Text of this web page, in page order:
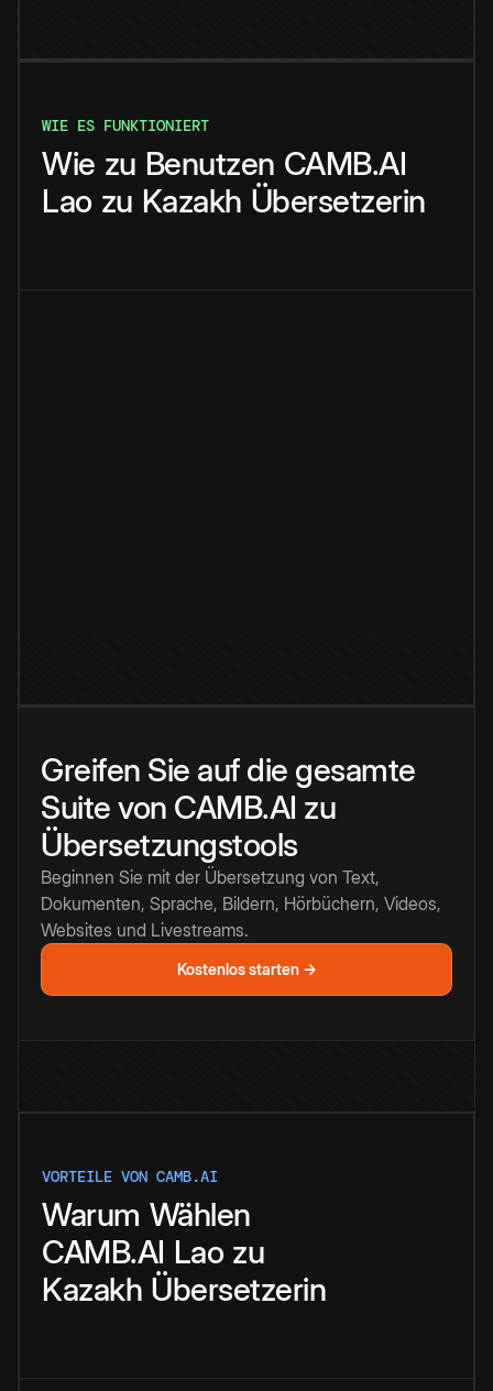
WIE ES FUNKTIONIERT
Wie zu Benutzen CAMB.AI
Lao zu Kazakh Übersetzerin
Greifen Sie auf die gesamte
Suite von CAMB.AI zu
Übersetzungstools
Beginnen Sie mit der Übersetzung von Text,
Dokumenten, Sprache, Bildern, Hörbüchern, Videos,
Websites und Livestreams.
Kostenlos starten →
VORTEILE VON CAMB.AI
Warum Wählen
CAMB.AI Lao zu
Kazakh Übersetzerin